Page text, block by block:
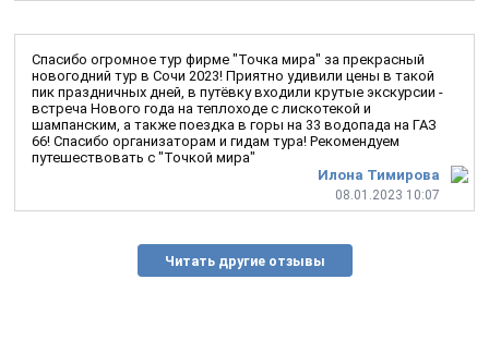
Илона Тимирова
08.01.2023 10:07
Спасибо огромное тур фирме "Точка мира" за прекрасный
новогодний тур в Сочи 2023! Приятно удивили цены в такой
пик праздничных дней, в путёвку входили крутые экскурсии -
встреча Нового года на теплоходе с лискотекой и
шампанским, а также поездка в горы на 33 водопада на ГАЗ
66! Спасибо организаторам и гидам тура! Рекомендуем
путешествовать с "Точкой мира"
Читать другие отзывы